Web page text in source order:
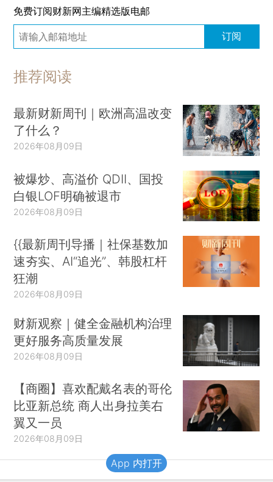
免费订阅财新网主编精选版电邮
订阅
推荐阅读
最新财新周刊｜欧洲高温改变
了什么？
2026年08月09日
被爆炒、高溢价 QDII、国投
白银LOF明确被退市
2026年08月09日
{{最新周刊导播｜社保基数加
速夯实、AI“追光”、韩股杠杆
狂潮
2026年08月09日
财新观察｜健全金融机构治理
更好服务高质量发展
2026年08月09日
【商圈】喜欢配戴名表的哥伦
比亚新总统 商人出身拉美右
翼又一员
2026年08月09日
App 内打开